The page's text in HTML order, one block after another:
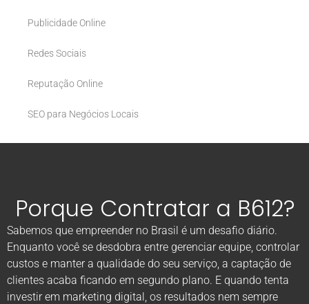
Publicidade Online
Redes Sociais
Reputação Online
SEO para Negócios Locais
Porque Contratar a B612?
Sabemos que empreender no Brasil é um desafio diário.
Enquanto você se desdobra entre gerenciar equipe, controlar
custos e manter a qualidade do seu serviço, a captação de
clientes acaba ficando em segundo plano. E quando tenta
investir em marketing digital, os resultados nem sempre